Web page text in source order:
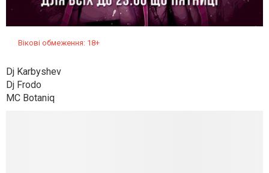
Вікові обмеження: 18+
Dj Karbyshev
Dj Frodo
MC Botaniq